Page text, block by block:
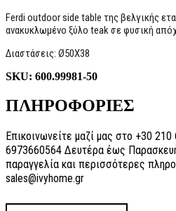
Ferdi outdoor side table της βελγικής
ανακυκλωμένο ξύλο teak σε φυσική
Διαστάσεις: Ø50X38
SKU: 600.99981-50
ΠΛΗΡΟΦΟΡΙΕΣ
Επικοινωνείτε μαζί μας στο +30
6973660564 Δευτέρα έως
παραγγελία και περισσότερες
sales@ivyhome.gr